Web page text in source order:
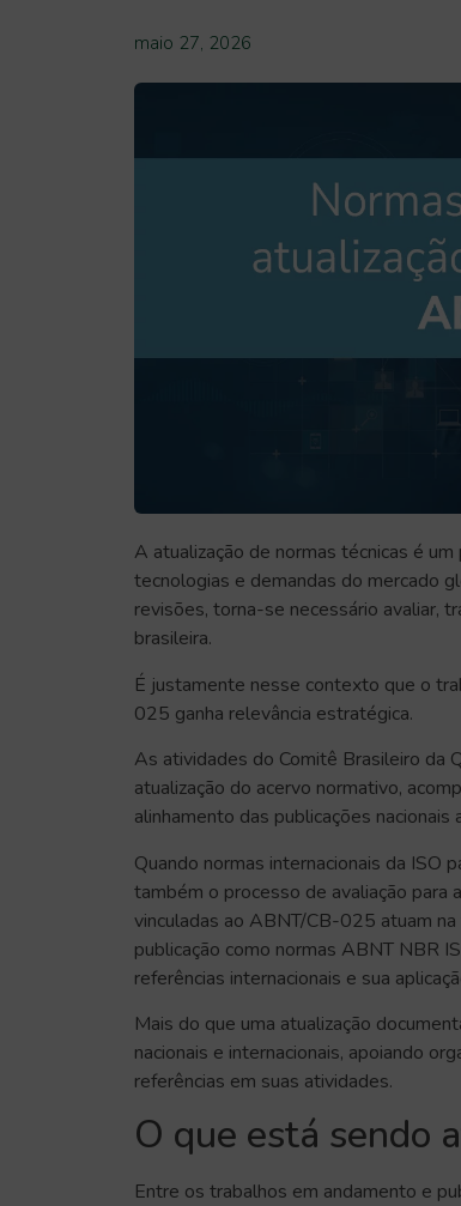
maio 27, 2026
A atualização de normas técnicas é
tecnologias e demandas do mercado
revisões, torna-se necessário avaliar,
brasileira.
É justamente nesse contexto que o
025 ganha relevância estratégica.
As atividades do Comitê Brasileiro da
atualização do acervo normativo,
alinhamento das publicações
Quando normas internacionais da ISO
também o processo de avaliação para
vinculadas ao ABNT/CB-025 atuam
publicação como normas ABNT NBR
referências internacionais e sua
Mais do que uma atualização
nacionais e internacionais, apoiando
referências em suas atividades.
O que está sendo
Entre os trabalhos em andamento e